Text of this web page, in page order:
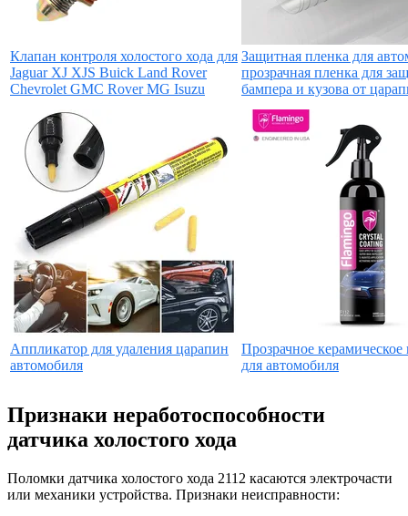
Клапан контроля холостого хода для
Jaguar XJ XJS Buick Land Rover
Chevrolet GMC Rover MG Isuzu
Защитная пленка для
прозрачная пленка для
бампера и кузова от
Аппликатор для удаления царапин
автомобиля
Прозрачное
для автомобиля
Признаки неработоспособности
датчика холостого хода
Поломки датчика холостого хода 2112 касаются электрочасти
или механики устройства. Признаки неисправности: